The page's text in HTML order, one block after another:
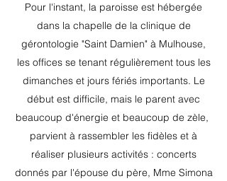
Pour l'instant, la paroisse est hébergée
dans la chapelle de la clinique de
gérontologie "Saint Damien" à Mulhouse,
les offices se tenant régulièrement tous les
dimanches et jours fériés importants. Le
début est difficile, mais le parent avec
beaucoup d'énergie et beaucoup de zèle,
parvient à rassembler les fidèles et à
réaliser plusieurs activités : concerts
donnés par l'épouse du père, Mme Simona